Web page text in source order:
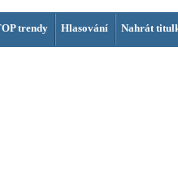
trendy Hlasování Nahrát